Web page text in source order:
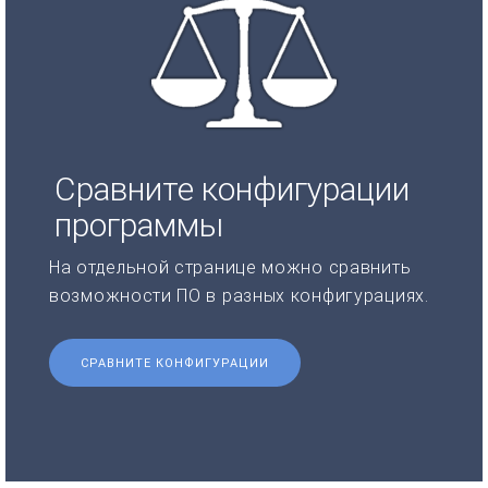
Сравните конфигурации
программы
На отдельной странице можно сравнить
возможности ПО в разных конфигурациях.
СРАВНИТЕ КОНФИГУРАЦИИ